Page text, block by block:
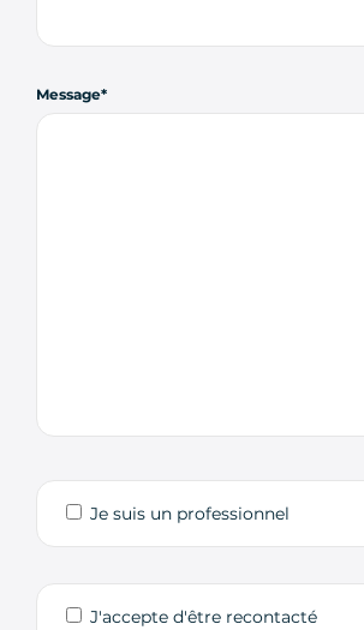
Message
Je suis un professionnel
J'accepte d'être recontacté